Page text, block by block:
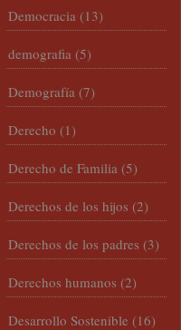
Democracia (13)
demografia (5)
Demografía (7)
Derecho (1)
Derecho de Familia (5)
Derechos de los hijos (2)
Derechos de los padres (3)
Derechos humanos (2)
Desarrollo Sostenible (16)